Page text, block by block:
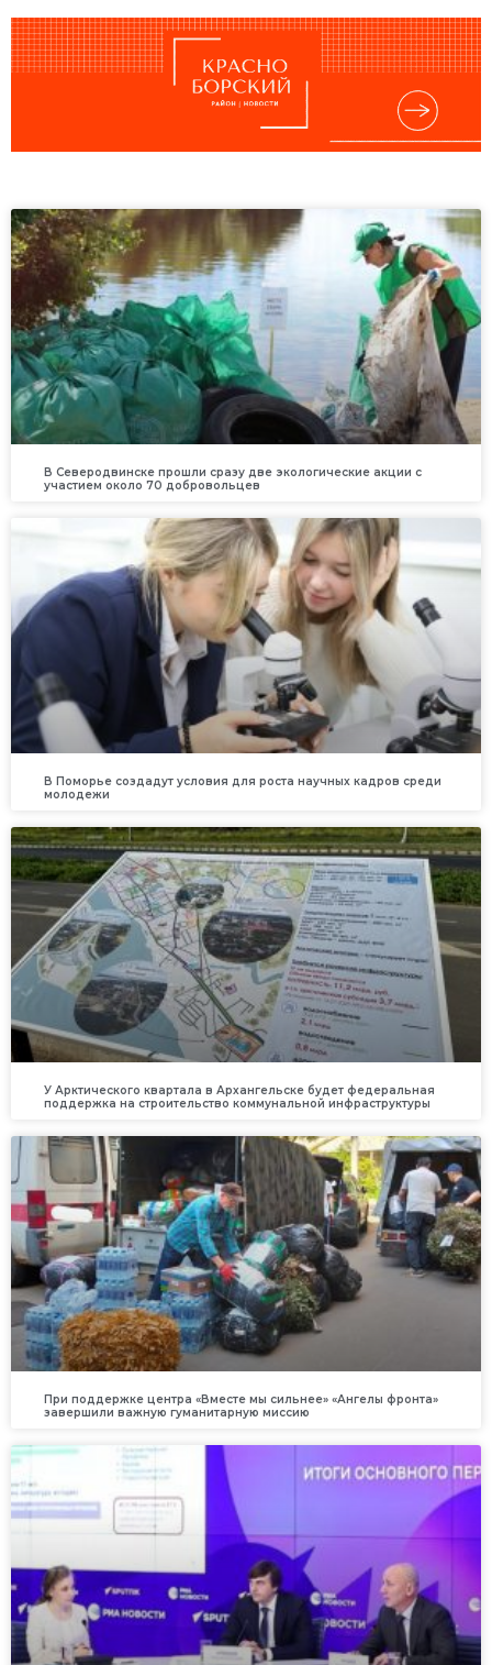
В Северодвинске прошли сразу две экологические акции с
участием около 70 добровольцев
В Поморье создадут условия для роста научных кадров среди
молодежи
У Арктического квартала в Архангельске будет федеральная
поддержка на строительство коммунальной инфраструктуры
При поддержке центра «Вместе мы сильнее» «Ангелы фронта»
завершили важную гуманитарную миссию